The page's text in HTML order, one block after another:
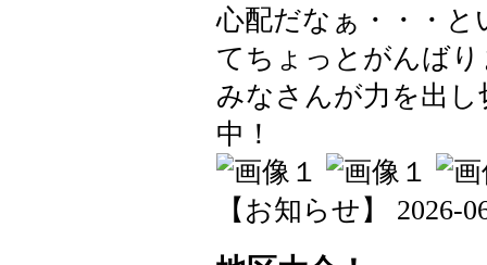
心配だなぁ・・・と
てちょっとがんば
みなさんが力を出
中！
【お知らせ】 2026-